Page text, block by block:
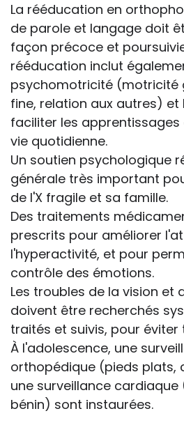
La rééducation en
de parole et langage doit
façon précoce et
rééducation inclut
psychomotricité (motricité
fine, relation aux autres)
faciliter les
vie quotidienne.
Un soutien psychologique
générale très important
de l'X fragile et sa famille.
Des traitements
prescrits pour améliorer
l'hyperactivité, et pour
contrôle des émotions.
Les troubles de la vision et
doivent être recherchés
traités et suivis, pour
À l'adolescence, une
orthopédique (pieds plats,
une surveillance
bénin) sont instaurées.